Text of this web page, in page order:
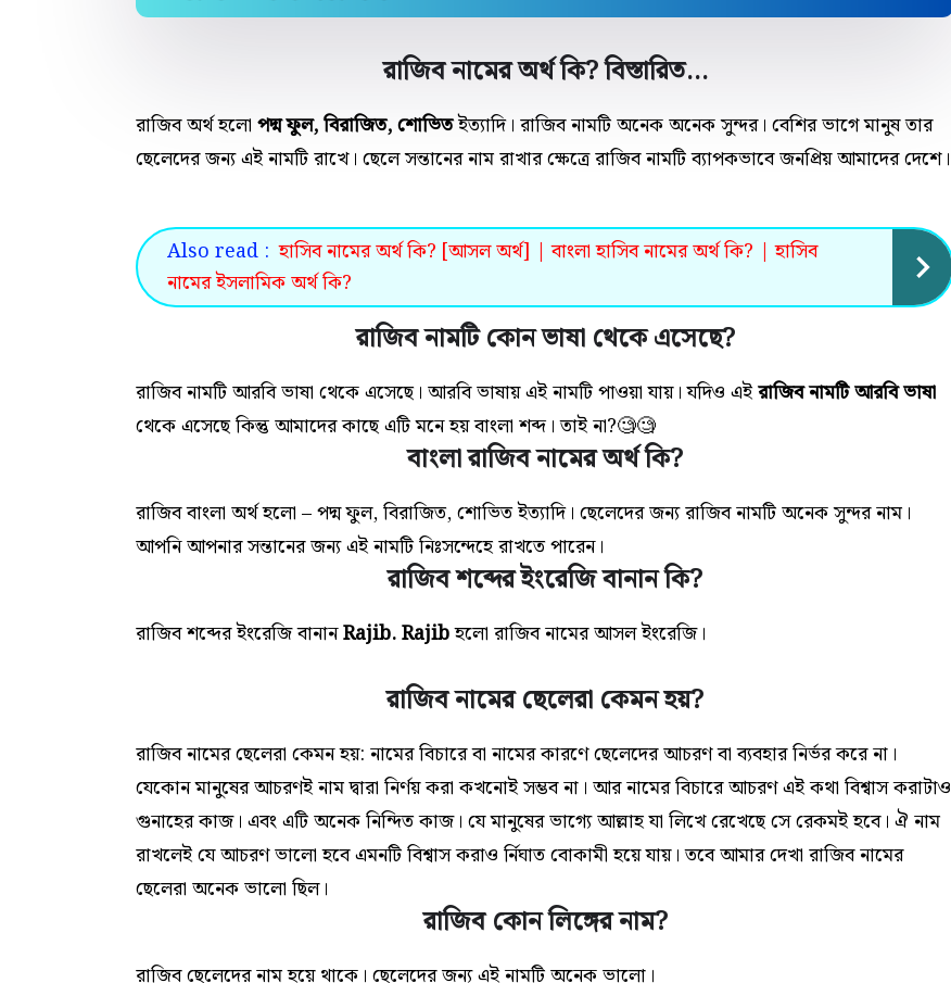
রাজিব নামের অর্থ কি? বিস্তারিত…
রাজিব অর্থ হলো পদ্ম ফুল, বিরাজিত, শোভিতইত্যাদি। রাজিব নামটি অনেকঅনেকসুন্দর। বেশির ভাগে মানুষ তার
ছেলেদের জন্য এই নামটি রাখে। ছেলে সন্তানের নাম রাখার ক্ষেত্রে রাজিব নামটি ব্যাপকভাবে জনপ্রিয় আমাদের দেশে।
Also read : হাসিব নামের অর্থ কি? [আসল অর্থ] | বাংলা হাসিব নামের অর্থ কি? | হাসিব
নামের ইসলামিক অর্থ কি?
রাজিব নামটি কোন ভাষা থেকে এসেছে?
রাজিব নামটি আরবি ভাষা থেকে এসেছে। আরবি ভাষায় এই নামটি পাওয়া যায়। যদিও এইরাজিব নামটি আরবি ভাষা
থেকে এসেছে কিন্তু আমাদের কাছে এটি মনে হয় বাংলা শব্দ। তাই না?🧐🧐
বাংলা রাজিব নামের অর্থ কি?
রাজিব বাংলা অর্থ হলো – পদ্ম ফুল, বিরাজিত, শোভিত ইত্যাদি। ছেলেদের জন্য রাজিব নামটি অনেক সুন্দর নাম।
আপনি আপনার সন্তানের জন্য এইনামটিনিঃসন্দেহে রাখতে পারেন।
রাজিব শব্দের ইংরেজি বানান কি?
রাজিব শব্দের ইংরেজি বানানRajib.Rajibহলো রাজিব নামের আসল ইংরেজি।
রাজিব নামের ছেলেরা কেমন হয়?
রাজিব নামের ছেলেরা কেমন হয়: নামের বিচারে বা নামের কারণে ছেলেদের আচরণ বা ব্যবহার নির্ভর করে না।
যেকোন মানুষের আচরণই নাম দ্বারা নির্ণয় করা কখনোই সম্ভব না। আর নামের বিচারে আচরণ এই কথা বিশ্বাস করাটাও
গুনাহের কাজ। এবং এটি অনেক নিন্দিত কাজ। যে মানুষের ভাগ্যে আল্লাহ যা লিখে রেখেছে সে রেকমই হবে। ঐ নাম
রাখলেই যে আচরণ ভালো হবে এমনটি বিশ্বাস করাও র্নিঘাত বোকামী হয়ে যায়। তবে আমার দেখা রাজিব নামের
ছেলেরা অনেক ভালো ছিল।
রাজিব কোন লিঙ্গের নাম?
রাজিব ছেলেদের নাম হয়ে থাকে। ছেলেদের জন্য এই নামটি অনেক ভালো ।